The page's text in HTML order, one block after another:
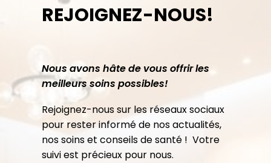
REJOIGNEZ-NOUS!
Nous avons hâte de vous offrir les
meilleurs soins possibles!
Rejoignez-nous sur les réseaux sociaux
pour rester informé de nos actualités,
nos soins et conseils de santé ! Votre
suivi est précieux pour nous.